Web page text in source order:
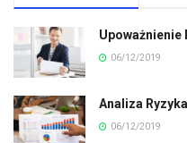
Upoważnienie
06/12/2019
Analiza
06/12/2019